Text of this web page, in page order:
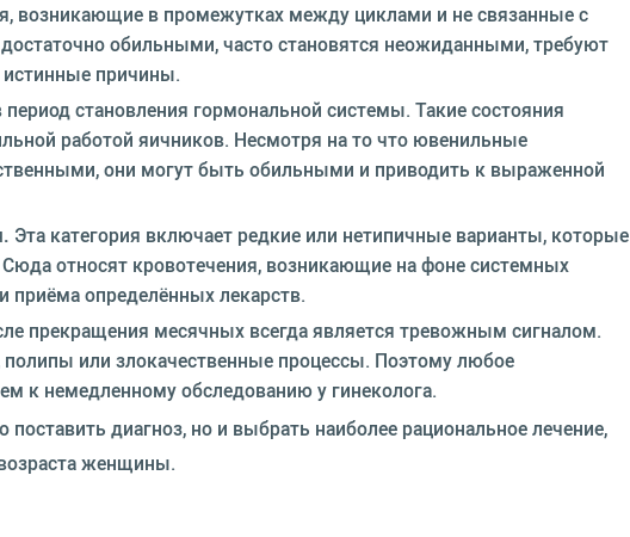
возникающие в промежутках между циклами и не связанные с
обильными, часто становятся неожиданными, требуют
истинные причины.
становления гормональной системы. Такие состояния
работой яичников. Несмотря на то что ювенильные
они могут быть обильными и приводить к выраженной
Эта категория включает редкие или нетипичные варианты, которые
относят кровотечения, возникающие на фоне системных
приёма определённых лекарств.
прекращения месячных всегда является тревожным сигналом.
или злокачественные процессы. Поэтому любое
к немедленному обследованию у гинеколога.
диагноз, но и выбрать наиболее рациональное лечение,
женщины.